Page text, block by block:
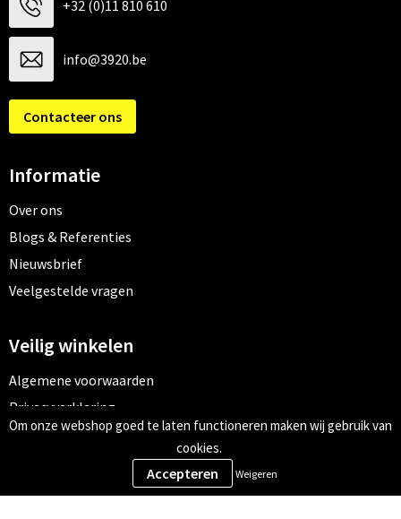
+32 (0)11 810 610
info@3920.be
Contacteer ons
Informatie
Over ons
Blogs & Referenties
Nieuwsbrief
Veelgestelde vragen
Veilig winkelen
Algemene voorwaarden
Privacyverklaring
Cookiebeleid
Om onze webshop goed te laten functioneren maken wij gebruik van
cookies.
Weigeren